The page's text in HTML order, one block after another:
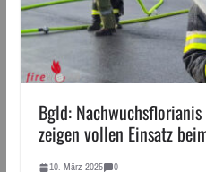
Bgld:
zeigen vollen Einsatz
10. März 2025 0